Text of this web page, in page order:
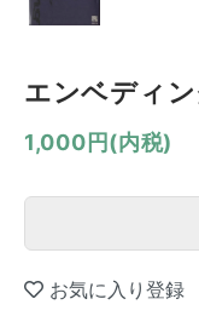
エンベディ
1,000円(内税)
お気に入り登録